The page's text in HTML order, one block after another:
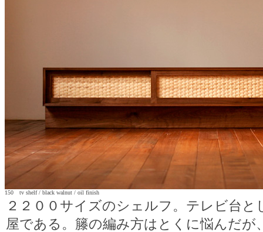
150 tv shelf / black walnut / oil finish
２２００サイズのシェルフ。テレビ台
屋である。籐の編み方はとくに悩んだが